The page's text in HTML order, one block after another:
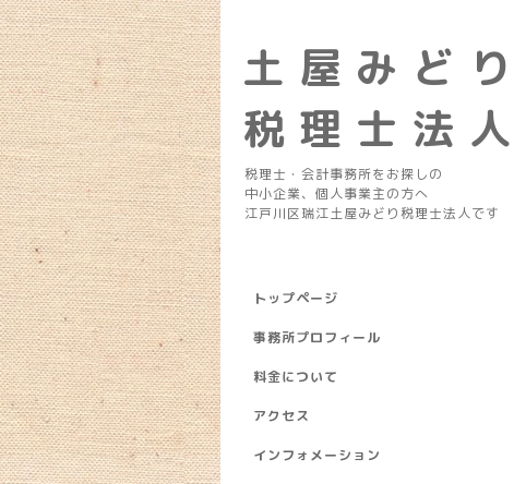
土 屋 み ど り
税 理 士 法 人
税理士・会計事務所をお探しの
中小企業、個人事業主の方へ
江戸川区瑞江土屋みどり税理士法人です
トップページ
事務所プロフィール
料金について
アクセス
インフォメーション